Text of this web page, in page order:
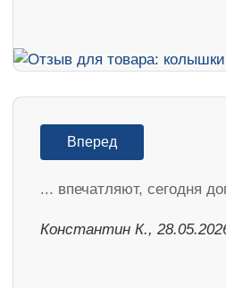
Вперед
... впечатляют, сегодня
Константин К.,